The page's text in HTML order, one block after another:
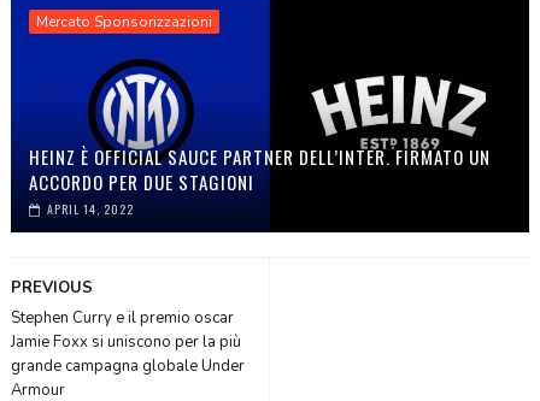
Mercato Sponsorizzazioni
HEINZ È OFFICIAL SAUCE PARTNER DELL’INTER. FIRMATO UN
ACCORDO PER DUE STAGIONI
APRIL 14, 2022
PREVIOUS
Stephen Curry e il premio oscar
Jamie Foxx si uniscono per la più
grande campagna globale Under
Armour